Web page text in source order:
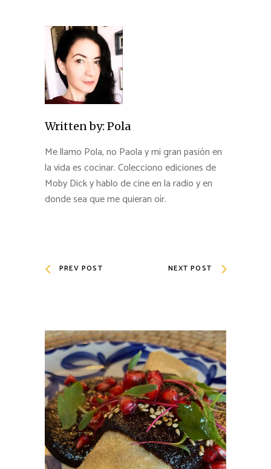
Written by: Pola
Me llamo Pola, no Paola y mi gran pasión en
la vida es cocinar. Colecciono ediciones de
Moby Dick y hablo de cine en la radio y en
donde sea que me quieran oír.
PREV POST NEXT POST